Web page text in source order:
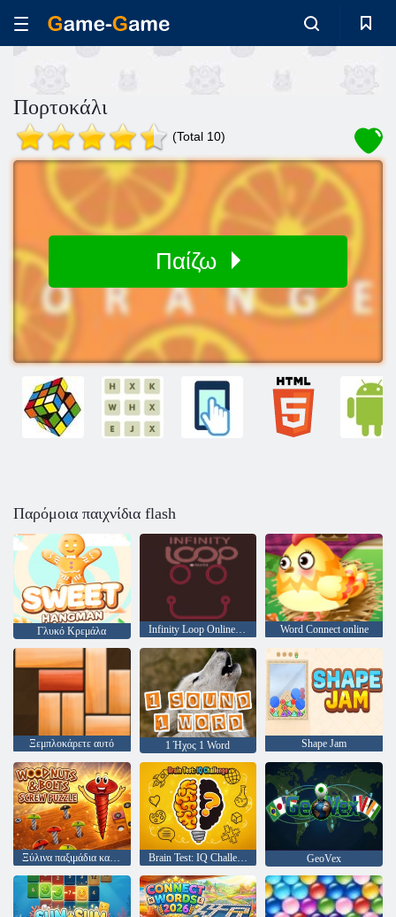
Πορτοκάλι
(Total 10)
Παίζω
Παρόμοια παιχνίδια flash
Γλυκό Κρεμάλα Infinity Loop Online null Word Connect online
Ξεμπλοκάρετε αυτό 1 Ήχος 1 Word Shape Jam
Ξύλινα παξιμάδια και μπουλόνια βιδωτό παζλ Brain Test: IQ Challenge GeoVex